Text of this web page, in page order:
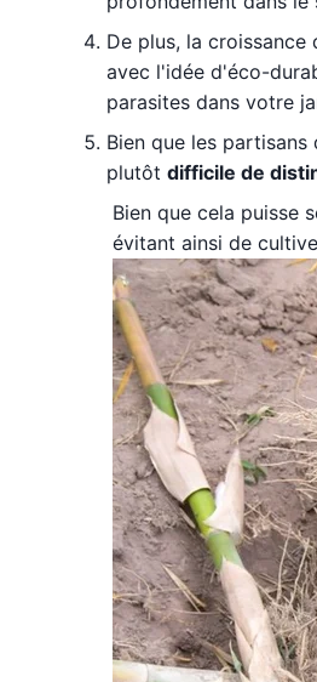
De plus, la croissance
avec l'idée d'éco-
parasites dans votre
Bien que les
plutôt difficile de
Bien que cela puisse
évitant ainsi de